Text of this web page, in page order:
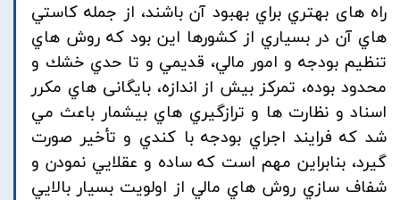
راه های بهتري براي بهبود آن باشند، از جمله كاستي
هاي آن در بسياري از كشورها اين بود كه روش هاي
تنظيم بودجه و امور مالي، قديمي و تا حدي خشك و
محدود بوده، تمركز بيش از اندازه، بايگانی هاي مكرر
اسناد و نظارت ها و ترازگيري هاي بيشمار باعث مي
شد كه فرايند اجراي بودجه با كندي و تأخير صورت
گیرد، بنابراين مهم است كه ساده و عقلايي نمودن و
شفاف سازي روش هاي مالي از اولويت بسيار بالايي